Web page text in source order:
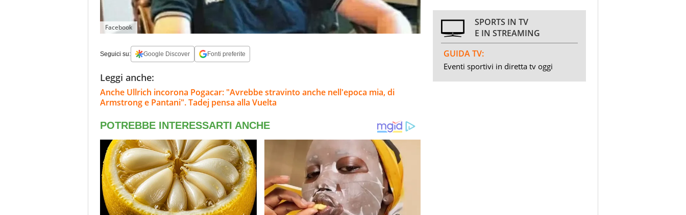
Facebook
Seguici su: Google Discover Fonti preferite
Leggi anche:
Anche Ullrich incorona Pogacar: "Avrebbe stravinto anche nell'epoca mia, di
Armstrong e Pantani". Tadej pensa alla Vuelta
SPORTS IN TV
E IN STREAMING
GUIDA TV:
Eventi sportivi in diretta tv oggi